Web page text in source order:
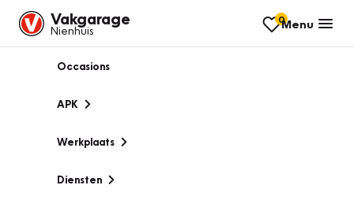
Vakgarage
Nienhuis
0Menu
Occasions
APK
Werkplaats
Diensten